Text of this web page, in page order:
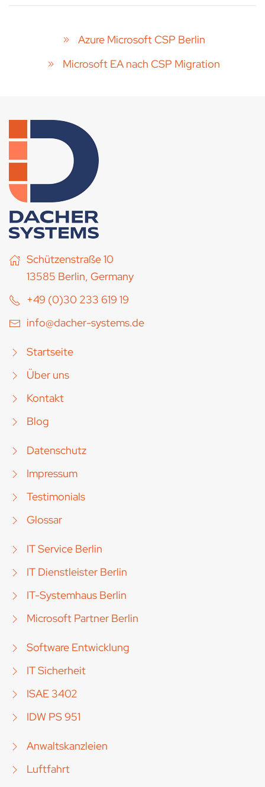
Azure Microsoft CSP Berlin
Microsoft EA nach CSP Migration
Schützenstraße 10
13585 Berlin, Germany
+49 (0)30 233 619 19
info@dacher-systems.de
Startseite
Über uns
Kontakt
Blog
Datenschutz
Impressum
Testimonials
Glossar
IT Service Berlin
IT Dienstleister Berlin
IT-Systemhaus Berlin
Microsoft Partner Berlin
Software Entwicklung
IT Sicherheit
ISAE 3402
IDW PS 951
Anwaltskanzleien
Luftfahrt